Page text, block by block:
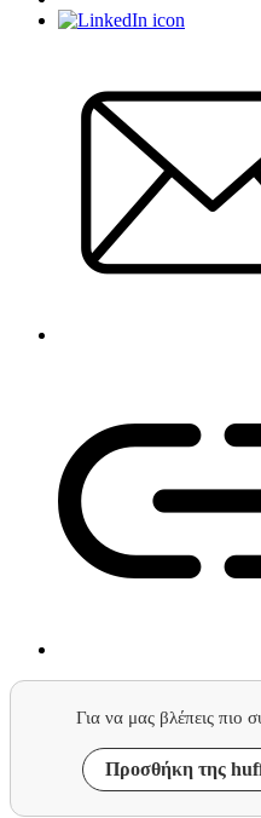
Για να μας βλέπεις πιο
Προσθήκη της